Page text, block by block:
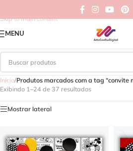
Skip to main content
MENU
Início/Produtos marcados com a tag “convite
Exibindo 1–24 de 37 resultados
Mostrar lateral